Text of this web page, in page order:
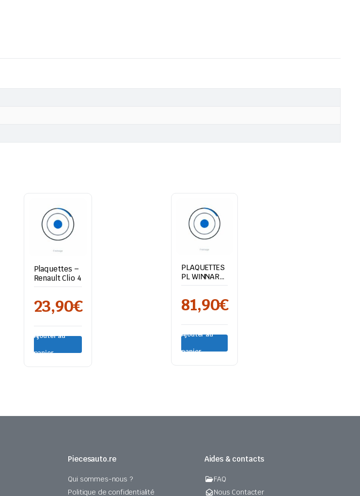
Plaquettes –
Renault Clio 4
23,90€
Ajouter au
panier
PLAQUETTES
PL WINNARD
– RANGE T
81,90€
Ajouter au
panier
Piecesauto.re
Qui sommes-nous ?
Politique de confidentialité
Aides & contacts
FAQ
Nous Contacter